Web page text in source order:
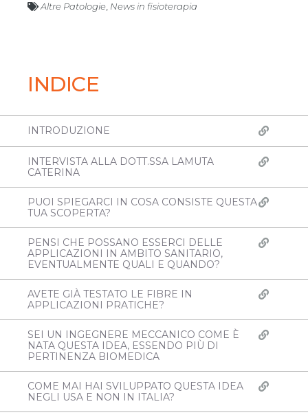
Altre Patologie News in fisioterapia
INDICE
INTRODUZIONE
INTERVISTA ALLA DOTT.SSA LAMUTA
CATERINA
PUOI SPIEGARCI IN COSA CONSISTE QUESTA
TUA SCOPERTA?
PENSI CHE POSSANO ESSERCI DELLE
APPLICAZIONI IN AMBITO SANITARIO,
EVENTUALMENTE QUALI E QUANDO?
AVETE GIÀ TESTATO LE FIBRE IN
APPLICAZIONI PRATICHE?
SEI UN INGEGNERE MECCANICO COME È
NATA QUESTA IDEA, ESSENDO PIÙ DI
PERTINENZA BIOMEDICA
COME MAI HAI SVILUPPATO QUESTA IDEA
NEGLI USA E NON IN ITALIA?